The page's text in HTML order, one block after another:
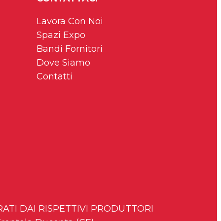
Lavora Con Noi
Spazi Expo
Bandi Fornitori
Dove Siamo
Contatti
DAI RISPETTIVI PRODUTTORI